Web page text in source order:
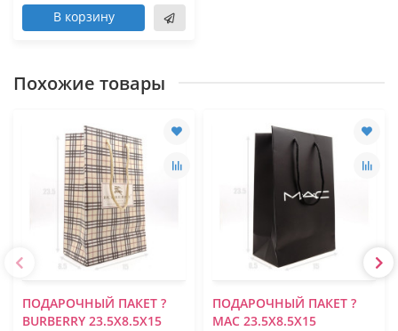
В корзину
Похожие товары
ПОДАРОЧНЫЙ ПАКЕТ ?
BURBERRY 23.5Х8.5Х15
ПОДАРОЧНЫЙ ПАКЕТ ?
MAC 23.5Х8.5Х15